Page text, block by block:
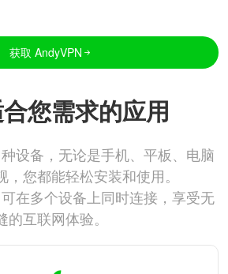
获取 AndyVPN
您需求的应用
设备，无论是手机、平板、电脑
您都能轻松安装和使用。
在多个设备上同时连接，享受无
的互联网体验。